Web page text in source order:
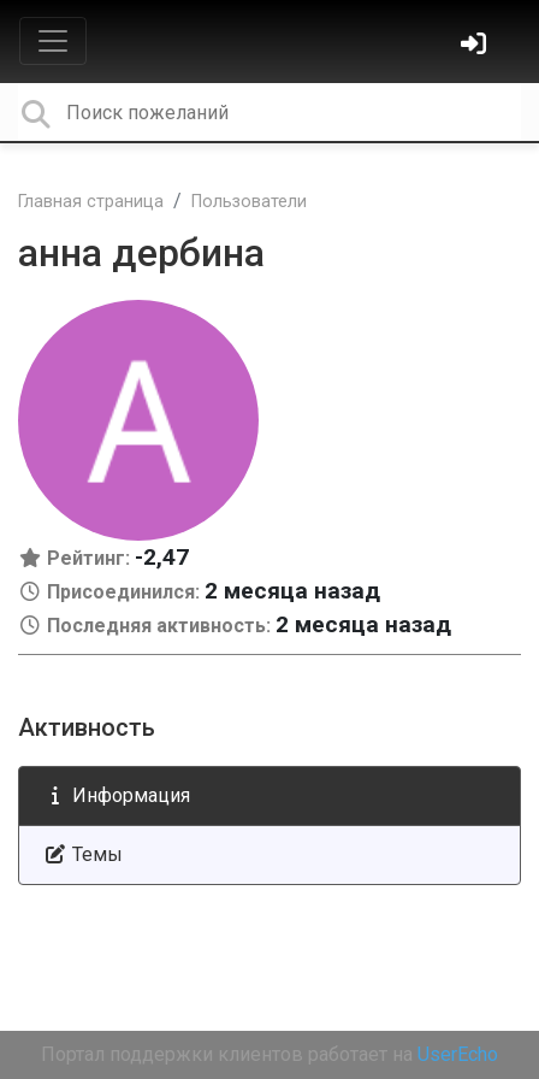
Главная страница Пользователи
анна дербина
Рейтинг: -2,47
Присоединился: 2 месяца назад
Последняя активность: 2 месяца назад
Активность
Информация
Темы
Портал поддержки клиентов работает на UserEcho